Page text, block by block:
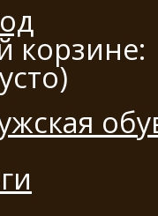
корзине: